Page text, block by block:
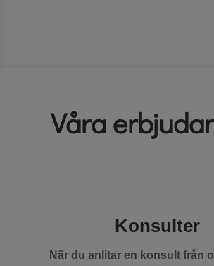
Våra
Konsulter
När du anlitar en konsult från